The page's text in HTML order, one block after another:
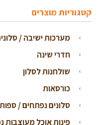
קטגוריות מוצרים
מערכות ישיבה /
חדרי שינה
שולחנות לסלון
כורסאות
סלונים נפתחים /
פינות אוכל מעוצבות